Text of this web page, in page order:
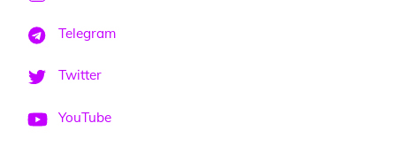
Telegram
Twitter
YouTube